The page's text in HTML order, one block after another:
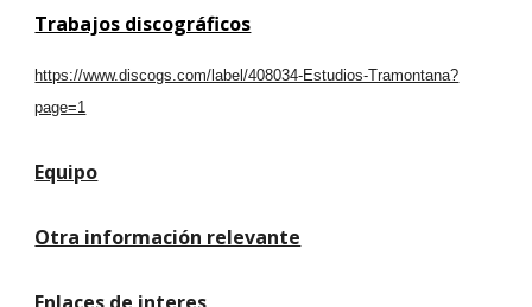
Trabajos discográficos
https://www.discogs.com/label/408034-Estudios-Tramontana?
page=1
Equipo
Otra información relevante